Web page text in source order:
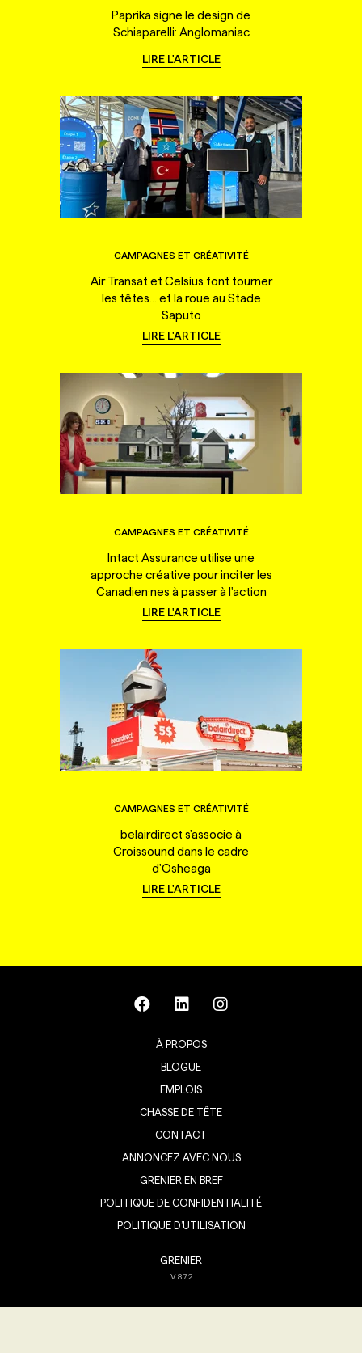
Paprika signe le design de
Schiaparelli: Anglomaniac
LIRE L'ARTICLE
CAMPAGNES ET CRÉATIVITÉ
Air Transat et Celsius font tourner
les têtes... et la roue au Stade
Saputo
LIRE L'ARTICLE
CAMPAGNES ET CRÉATIVITÉ
Intact Assurance utilise une
approche créative pour inciter les
Canadien·nes à passer à l'action
LIRE L'ARTICLE
CAMPAGNES ET CRÉATIVITÉ
belairdirect s'associe à
Croissound dans le cadre
d'Osheaga
LIRE L'ARTICLE
À PROPOS
BLOGUE
EMPLOIS
CHASSE DE TÊTE
CONTACT
ANNONCEZ AVEC NOUS
GRENIER EN BREF
POLITIQUE DE CONFIDENTIALITÉ
POLITIQUE D’UTILISATION
GRENIER
V8.7.2